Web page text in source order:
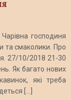
господиня
та смаколики. Про
27/10/2018 21-30
Як багато нових
які треба
[…]